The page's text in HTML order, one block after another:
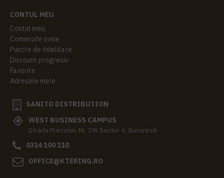
CONTUL MEU
Contul meu
Comenzile mele
Puncte de fidelitate
Discount progresiv
Favorite
Adresele mele
SANITO DISTRIBUTION
WEST BUSINESS CAMPUS
Strada Preciziei, Nr, 3W Sector 6, Bucuresti
0314 100 110
OFFICE@KTERING.RO